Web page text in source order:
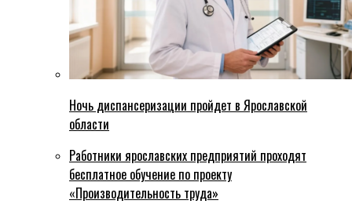
Ночь диспансеризации пройдет в Ярославской
области
Работники ярославских предприятий проходят
бесплатное обучение по проекту
«Производительность труда»